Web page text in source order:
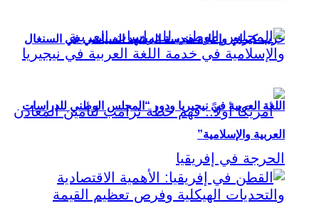
حزب كيراي وإعادة هندسة المشهد السياسي في السنغال
اللغة العربية في نيجيريا ودور “المجلس الوطني للدراسات
العربية والإسلامية”